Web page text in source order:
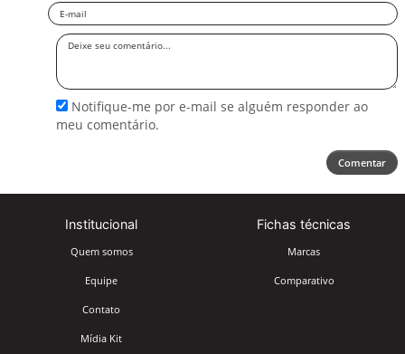
Email
Deixe
Notifique-me por e-mail se alguém responder ao
meu comentário.
Comentar
Institucional
Quem somos
Equipe
Contato
Mídia Kit
Fichas técnicas
Marcas
Comparativo